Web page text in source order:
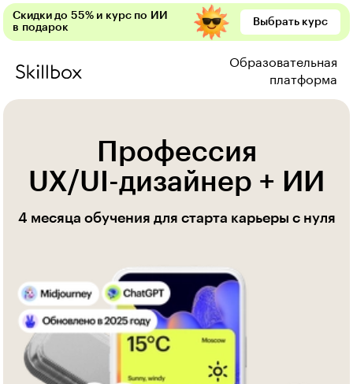
Скидки до 55% и курс по ИИ
в подарок
Выбрать курс
Образовательная
платформа
Профессия
UX/UI-дизайнер + ИИ
4 месяца обучения для старта карьеры с нуля